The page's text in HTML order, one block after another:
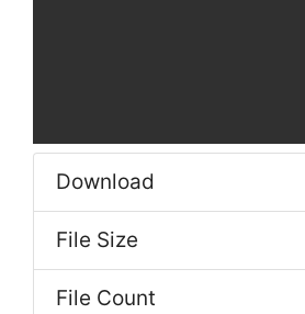
Download
File Size
File Count